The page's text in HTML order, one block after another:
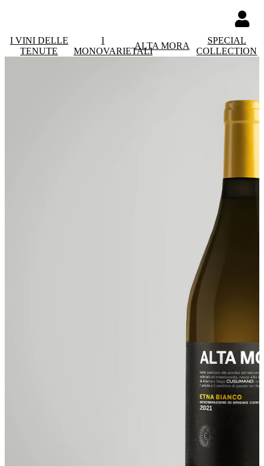
I VINI DELLE
TENUTE
I
MONOVARIETALI
ALTA MORA
SPECIAL
COLLECTION